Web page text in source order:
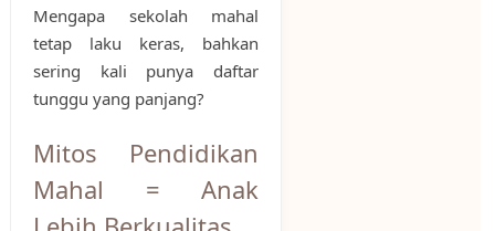
Mengapa sekolah mahal
tetap laku keras, bahkan
sering kali punya daftar
tunggu yang panjang?
Mitos Pendidikan
Mahal = Anak